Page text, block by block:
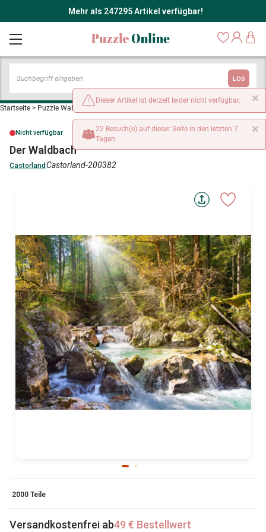
Mehr als 247295 Artikel verfügbar!
LOS
Startseite > Puzzle Wald, Blumen und Gärten
Nicht verfügbar
Der Waldbach
Castorland Castorland-200382
2000 Teile
Versandkostenfrei ab49 € Bestellwert
×
Dieser Artikel ist derzeit leider nicht verfügbar.
×
22 Besuch(e) auf dieser Seite in den letzten 7
Tagen.